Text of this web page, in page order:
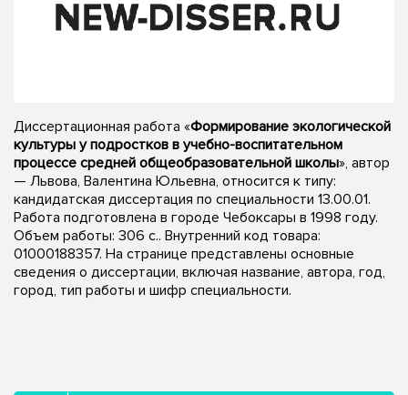
Диссертационная работа «Формирование экологической
культуры у подростков в учебно-воспитательном
процессе средней общеобразовательной школы», автор
— Львова, Валентина Юльевна, относится к типу:
кандидатская диссертация по специальности 13.00.01.
Работа подготовлена в городе Чебоксары в 1998 году.
Объем работы: 306 с.. Внутренний код товара:
01000188357. На странице представлены основные
сведения о диссертации, включая название, автора, год,
город, тип работы и шифр специальности.